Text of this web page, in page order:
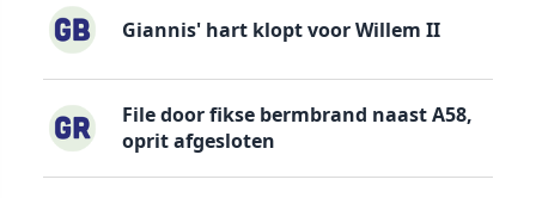
Giannis' hart klopt voor Willem II
File door fikse bermbrand naast A58,
oprit afgesloten